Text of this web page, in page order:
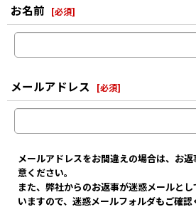
お名前 [必須]
メールアドレス [必須]
メールアドレスをお間違えの場合は、お
意ください。
また、弊社からのお返事が迷惑メールと
いますので、迷惑メールフォルダもご確認